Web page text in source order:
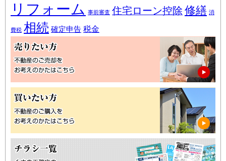
リフォーム 事前審査 住宅ローン控除 修繕 消
費税 相続 確定申告 税金